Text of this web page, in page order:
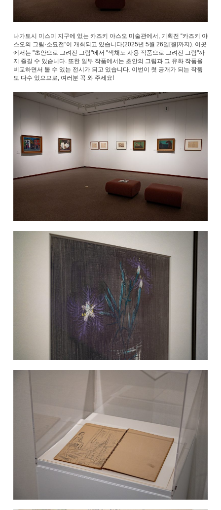
나가토시 미스미 지구에 있는 카즈키 야스오 미술관에서, 기획전 “카즈키 야
스오의 그림·소묘전”이 개최되고 있습니다(2025년 5월 26일[월]까지). 이곳
에서는 "초안으로 그려진 그림"에서 "색채도 사용 작품으로 그려진 그림"까
지 즐길 수 있습니다. 또한 일부 작품에서는 초안의 그림과 그 유화 작품을
비교하면서 볼 수 있는 전시가 되고 있습니다. 이번이 첫 공개가 되는 작품
도 다수 있으므로, 여러분 꼭 와 주세요!